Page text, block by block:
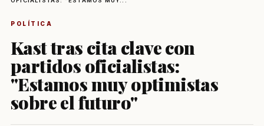
POLÍTICA
Kast tras cita clave con
partidos oficialistas:
"Estamos muy optimistas
sobre el futuro"